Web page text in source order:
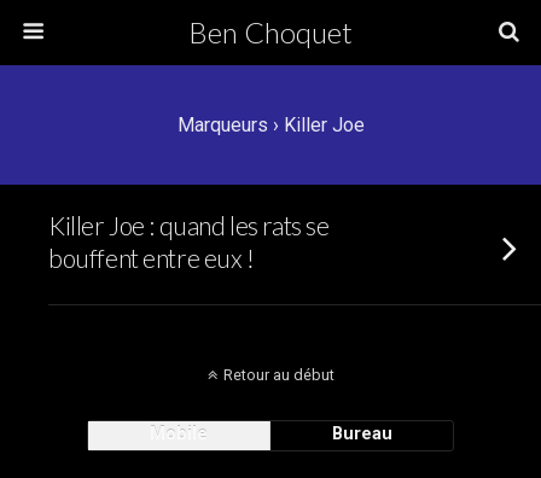
Ben Choquet
Marqueurs › Killer Joe
Killer Joe : quand les rats se
bouffent entre eux !
Retour au début
Mobile Bureau